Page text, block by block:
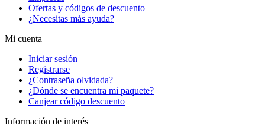
Ofertas y códigos de descuento
¿Necesitas más ayuda?
Mi cuenta
Iniciar sesión
Registrarse
¿Contraseña olvidada?
¿Dónde se encuentra mi paquete?
Canjear código descuento
Información de interés